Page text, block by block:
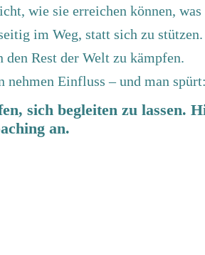
wie sie erreichen können, was
im Weg, statt sich zu stützen.
Rest der Welt zu kämpfen.
nehmen Einfluss – und man
sich begleiten zu lassen.
an.